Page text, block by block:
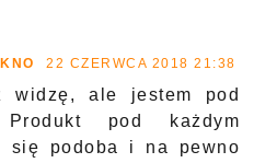
22 CZERWCA 2018 21:38
widzę, ale jestem pod
Produkt pod każdym
się podoba i na pewno